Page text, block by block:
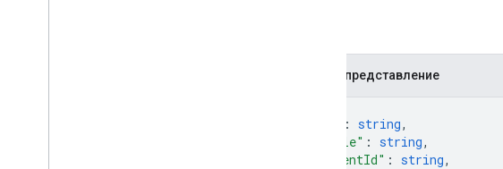
JSON-представление
: string,
"title" : string,
"parentId" : string,